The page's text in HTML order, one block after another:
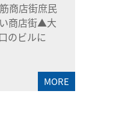
商店街庶民
商店街▲大
のビルに
MORE